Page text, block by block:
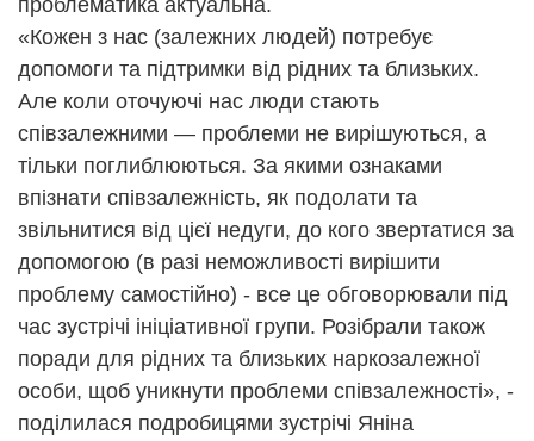
«Кожен з нас (залежних людей) потребує
допомоги та підтримки від рідних та близьких.
Але коли оточуючі нас люди стають
співзалежними — проблеми не вирішуються, а
тільки поглиблюються. За якими ознаками
впізнати співзалежність, як подолати та
звільнитися від цієї недуги, до кого звертатися за
допомогою (в разі неможливості вирішити
проблему самостійно) - все це обговорювали під
час зустрічі ініціативної групи. Розібрали також
поради для рідних та близьких наркозалежної
особи, щоб уникнути проблеми співзалежності», -
поділилася подробицями зустрічі Яніна